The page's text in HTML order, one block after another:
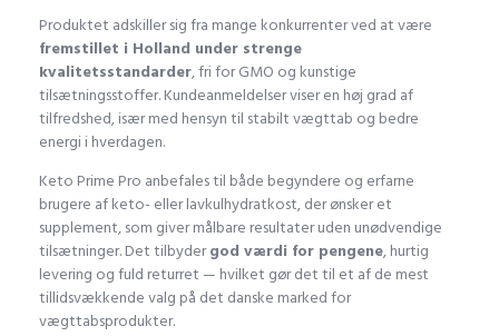
Produktet adskiller sig fra mange konkurrenter ved at være
fremstillet i Holland under strenge
kvalitetsstandarder, fri for GMO og kunstige
tilsætningsstoffer. Kundeanmeldelser viser en høj grad af
tilfredshed, især med hensyn til stabilt vægttab og bedre
energi i hverdagen.
Keto Prime Pro anbefales til både begyndere og erfarne
brugere af keto- eller lavkulhydratkost, der ønsker et
supplement, som giver målbare resultater uden unødvendige
tilsætninger. Det tilbydergod værdi for pengene, hurtig
levering og fuld returret — hvilket gør det til et af de mest
tillidsvækkende valg på det danske marked for
vægttabsprodukter.